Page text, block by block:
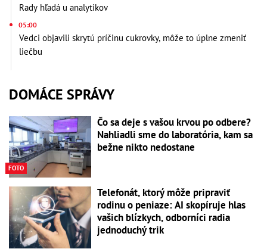
Rady hľadá u analytikov
05:00
Vedci objavili skrytú príčinu cukrovky, môže to úplne zmeniť
liečbu
DOMÁCE SPRÁVY
FOTO
Čo sa deje s vašou krvou po odbere?
Nahliadli sme do laboratória, kam sa
bežne nikto nedostane
Telefonát, ktorý môže pripraviť
rodinu o peniaze: AI skopíruje hlas
vašich blízkych, odborníci radia
jednoduchý trik